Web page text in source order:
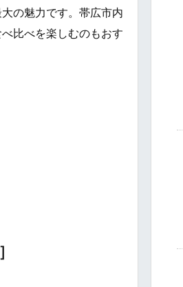
の魅力です。帯広市内
比べを楽しむのもおす